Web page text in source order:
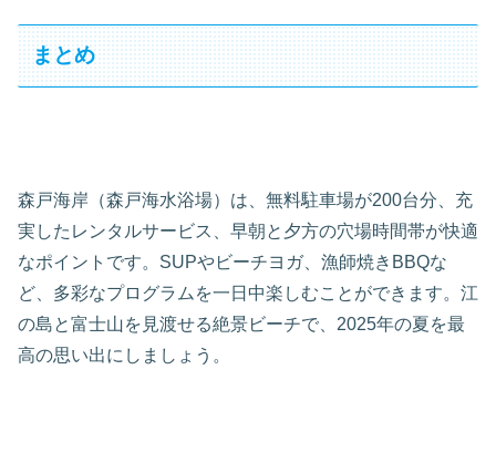
まとめ
森戸海岸（森戸海水浴場）は、無料駐車場が200台分、充
実したレンタルサービス、早朝と夕方の穴場時間帯が快適
なポイントです。SUPやビーチヨガ、漁師焼きBBQな
ど、多彩なプログラムを一日中楽しむことができます。江
の島と富士山を見渡せる絶景ビーチで、2025年の夏を最
高の思い出にしましょう。